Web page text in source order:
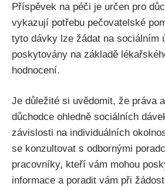
Příspěvek na péči je určen pro
vykazují potřebu pečovatelské
tyto dávky lze žádat na sociálním
poskytovány na základě
hodnocení.
Je důležité si uvědomit, že práva
důchodce ohledně sociálních
závislosti na individuálních
se konzultovat s odbornými
pracovníky, kteří vám mohou
informace a poradit vám při